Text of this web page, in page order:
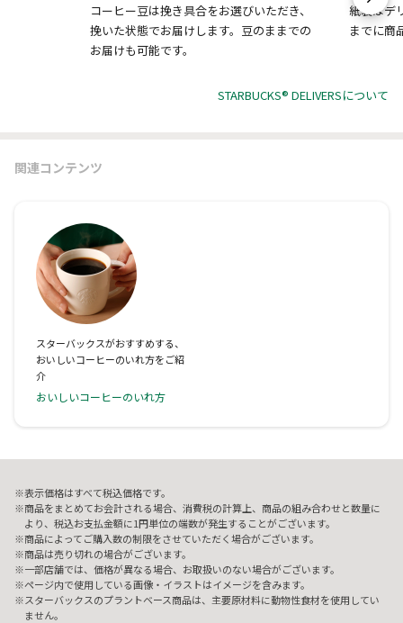
コーヒー豆は挽き具合をお選びいただき、
挽いた状態でお届けします。豆のままでの
お届けも可能です。
紙袋はデ
までに商
STARBUCKS® DELIVERSについて
関連コンテンツ
スターバックスがおすすめする、
おいしいコーヒーのいれ方をご紹
介
おいしいコーヒーのいれ方
表示価格はすべて税込価格です。
商品をまとめてお会計される場合、消費税の計算上、商品の組み合わせと数量に
より、税込お支払金額に1円単位の端数が発生することがございます。
商品によってご購入数の制限をさせていただく場合がございます。
商品は売り切れの場合がございます。
一部店舗では、価格が異なる場合、お取扱いのない場合がございます。
ページ内で使用している画像・イラストはイメージを含みます。
スターバックスのプラントベース商品は、主要原材料に動物性食材を使用してい
ません。